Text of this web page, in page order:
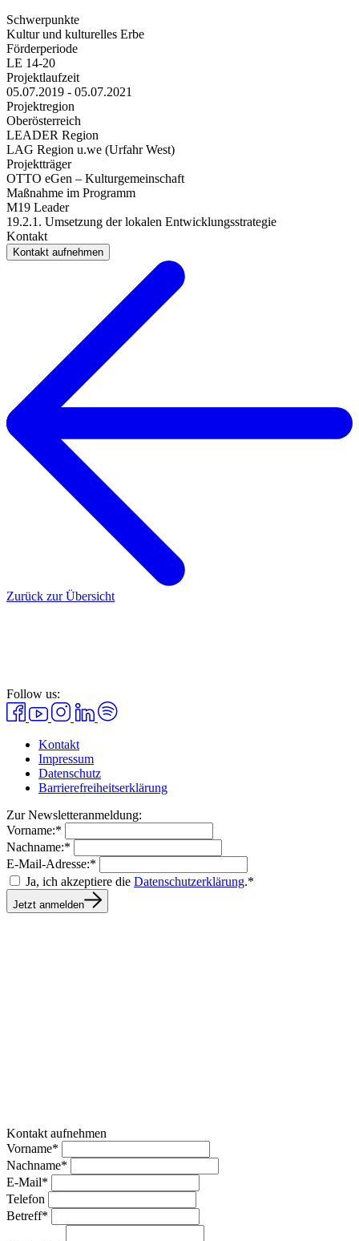
Schwerpunkte
Kultur und kulturelles Erbe
Förderperiode
LE 14-20
Projektlaufzeit
05.07.2019 - 05.07.2021
Projektregion
Oberösterreich
LEADER Region
LAG Region u.we (Urfahr West)
Projektträger
OTTO eGen – Kulturgemeinschaft ​
Maßnahme im Programm
M19 Leader
19.2.1. Umsetzung der lokalen Entwicklungsstrategie
Kontakt
Kontakt aufnehmen
Zurück zur Übersicht
Follow us:
Kontakt
Impressum
Datenschutz
Barrierefreiheitserklärung
Zur Newsletteranmeldung:
Vorname:*
Nachname:*
E-Mail-Adresse:*
Ja, ich akzeptiere die Datenschutzerklärung.*
Jetzt anmelden
Kontakt aufnehmen
Vorname*
Nachname*
E-Mail*
Telefon
Betreff*